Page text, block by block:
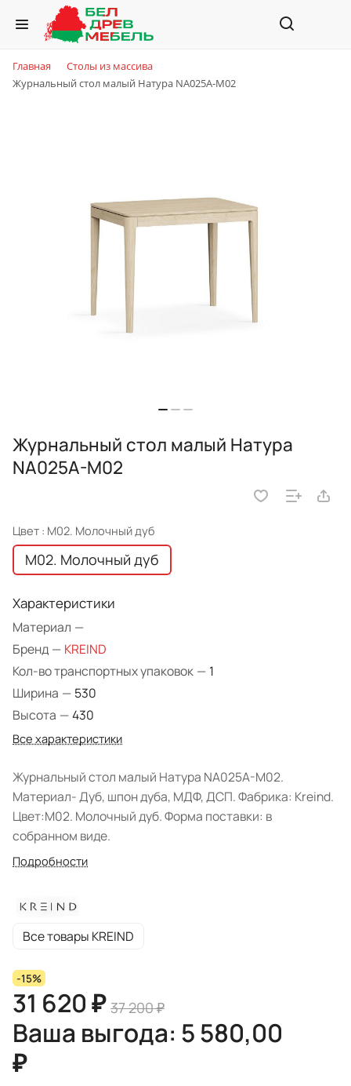
Главная
Столы из массива
Журнальный стол малый Натура NA025A-M02
Журнальный стол малый Натура
NA025A-M02
Цвет : M02. Молочный дуб
M02. Молочный дуб
Характеристики
Материал —
Бренд — KREIND
Кол-во транспортных упаковок — 1
Ширина — 530
Высота —430
Все характеристики
Журнальный стол малый Натура NA025A-M02.
Материал- Дуб, шпон дуба, МДФ, ДСП. Фабрика: Kreind.
Цвет:M02. Молочный дуб. Форма поставки: в
собранном виде.
Подробности
Все товары KREIND
-15%
31 620 ₽ 37 200 ₽
Ваша выгода: 5 580,00
₽